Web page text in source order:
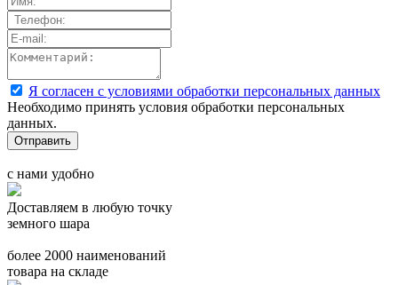
Я согласен с условиями обработки персональных данных
Необходимо принять условия обработки персональных
данных.
с нами удобно
Доставляем в любую точку
земного шара
более 2000 наименований
товара на складе